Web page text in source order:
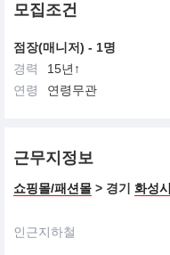
모집조건
점장(매니저) - 1명
경력
15년↑
연령
연령무관
근무지정보
쇼핑몰/패션몰 > 경기 화성시
인근지하철